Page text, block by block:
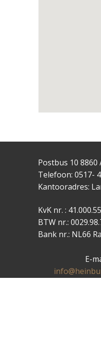
Postbus 10 8860
Telefoon: 0517-
Kantooradres:
KvK nr. :
BTW nr.:
Bank nr.: NL66
E-